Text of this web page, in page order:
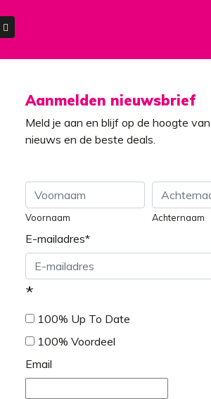
Aanmelden nieuwsbrief
Meld je aan en blijf op de hoogte
nieuws en de beste deals.
Voornaam Achternaam
E-mailadres*
*
100% Up To Date
100% Voordeel
Email